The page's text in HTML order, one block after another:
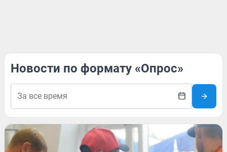
Новости по формату «Опрос»